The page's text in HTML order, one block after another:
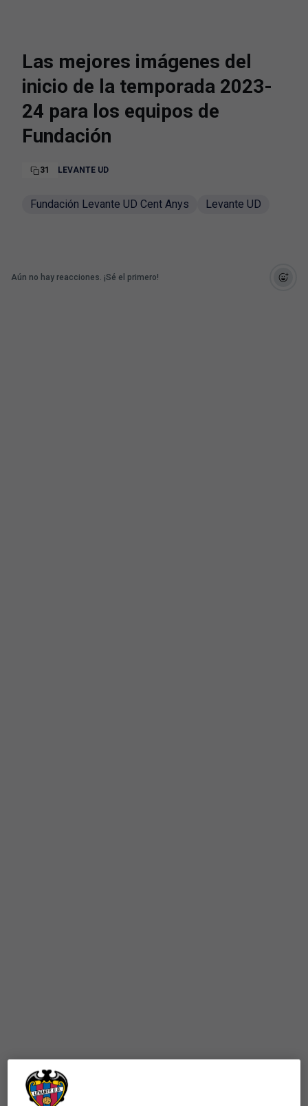
Las mejores imágenes del
inicio de la temporada 2023-
24 para los equipos de
Fundación
31 LEVANTE UD
Fundación Levante UD Cent Anys Levante UD
Aún no hay reacciones. ¡Sé el primero!